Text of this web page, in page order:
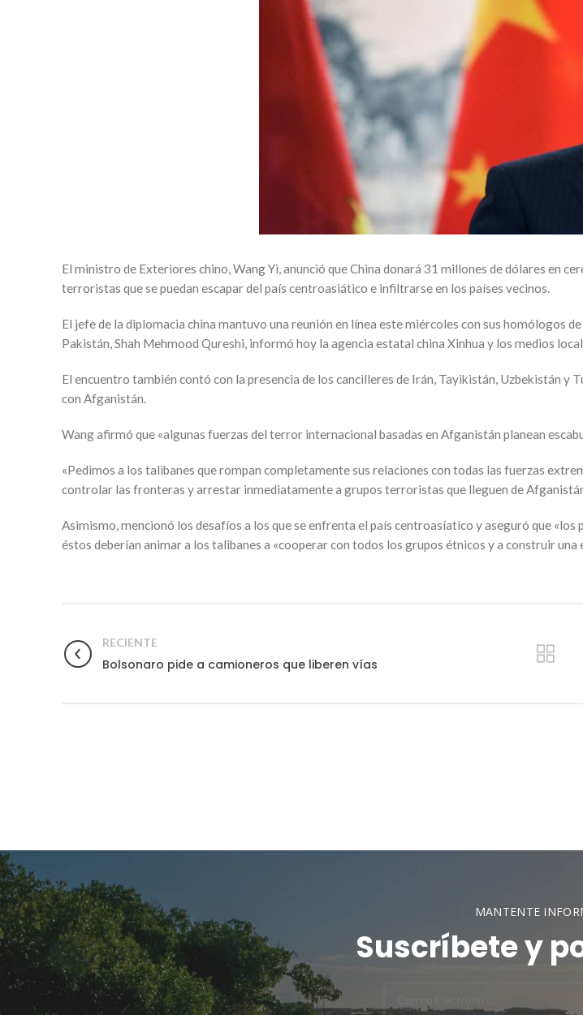
El ministro de Exteriores chino, Wang Yi, anunció que China donará 31 millones de dólares en
terroristas que se puedan escapar del país centroasiático e infiltrarse en los países vecinos.
El jefe de la diplomacia china mantuvo una reunión en línea este miércoles con sus homólogos
Pakistán, Shah Mehmood Qureshi, informó hoy la agencia estatal china Xinhua y los medios
El encuentro también contó con la presencia de los cancilleres de Irán, Tayikistán, Uzbekistán
con Afganistán.
Wang afirmó que «algunas fuerzas del terror internacional basadas en Afganistán planean
«Pedimos a los talibanes que rompan completamente sus relaciones con todas las fuerzas
controlar las fronteras y arrestar inmediatamente a grupos terroristas que lleguen de
Asimismo, mencionó los desafíos a los que se enfrenta el país centroasíatico y aseguró que «los
éstos deberían animar a los talibanes a «cooperar con todos los grupos étnicos y a construir
RECIENTE
Bolsonaro pide a camioneros que liberen vías
MANTENTE
Suscríbete y